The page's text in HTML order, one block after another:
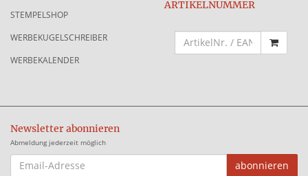
STEMPELSHOP
WERBEKUGELSCHREIBER
WERBEKALENDER
ARTIKELNUMMER
Newsletter abonnieren
Abmeldung jederzeit möglich
EMAIL-
ADRESSE
abonnieren